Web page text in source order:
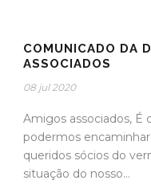
COMUNICADO DA
ASSOCIADOS
08 jul 2020
Amigos associados, É
podermos
queridos sócios do
situação do nosso...